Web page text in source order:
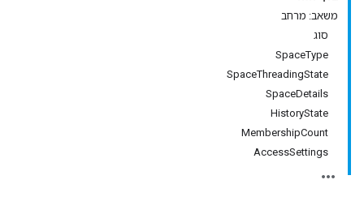
משאב: מרחב
סוג
SpaceType
SpaceThreadingState
SpaceDetails
HistoryState
MembershipCount
AccessSettings